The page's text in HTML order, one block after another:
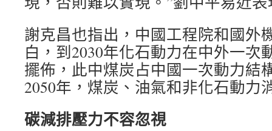
謝克昌也指出，中國工程院和國外
白，到2030年化石動力在中外一次
擺佈，此中煤炭占中國一次動力結
2050年，煤炭、油氣和非化石動力
碳減排壓力不容忽視